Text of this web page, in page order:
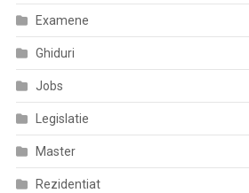
Examene
Ghiduri
Jobs
Legislatie
Master
Rezidentiat